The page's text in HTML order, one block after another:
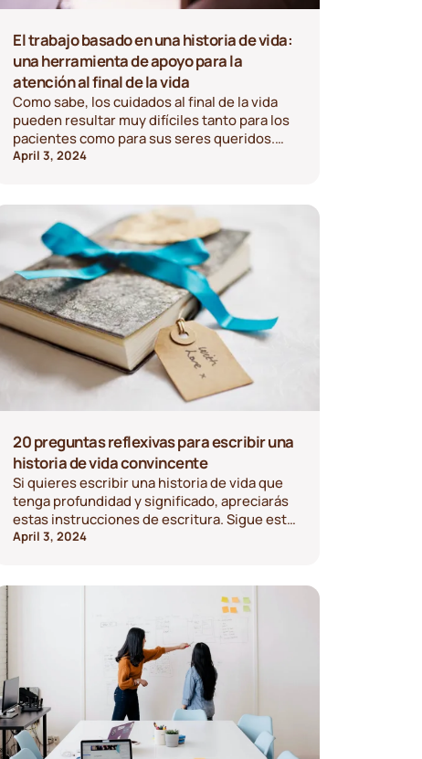
El trabajo basado en una historia de vida:
una herramienta de apoyo para la
atención al final de la vida
Como sabe, los cuidados al final de la vida
pueden resultar muy difíciles tanto para los
pacientes como para sus seres queridos.
Todo el mundo tiene que lidiar con el estrés,
aún más difícil si las personas carecen de las
herramientas necesarias para comunicar de
manera eficaz sus sentimientos y deseos
para el futuro. Afortunadamente, Life Story
Work (LSW) proporciona esas herramientas
de una manera fácil que permite a los
pacientes expresar su opinión y, al mismo
tiempo, escuchar las perspectivas de los
demás. Este blog explicará cómo funciona la
LSW y por qué es tan beneficiosa en una
situación de cuidados al final de la vida.
April 3, 2024
20 preguntas reflexivas para escribir una
historia de vida convincente
Si quieres escribir una historia de vida que
tenga profundidad y significado, apreciarás
estas instrucciones de escritura. Sigue esta
lista para ayudarte a crear una historia de
April 3, 2024